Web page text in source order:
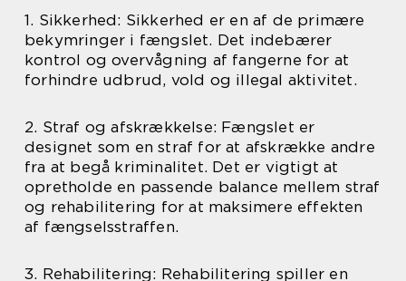
1. Sikkerhed: Sikkerhed er en af de primære
bekymringer i fængslet. Det indebærer
kontrol og overvågning af fangerne for at
forhindre udbrud, vold og illegal aktivitet.
2. Straf og afskrækkelse: Fængslet er
designet som en straf for at afskrække andre
fra at begå kriminalitet. Det er vigtigt at
opretholde en passende balance mellem straf
og rehabilitering for at maksimere effekten
af fængselsstraffen.
3. Rehabilitering: Rehabilitering spiller en